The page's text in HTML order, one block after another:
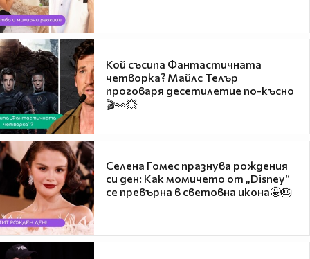
Кой съсипа Фантастичната
четворка? Майлс Телър
проговаря десетилетие по-късно
🎬👀💥
Селена Гомес празнува рождения
си ден: Как момичето от „Disney“
се превърна в световна икона🤩🎂